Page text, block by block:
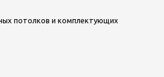
потолков и комплектующих